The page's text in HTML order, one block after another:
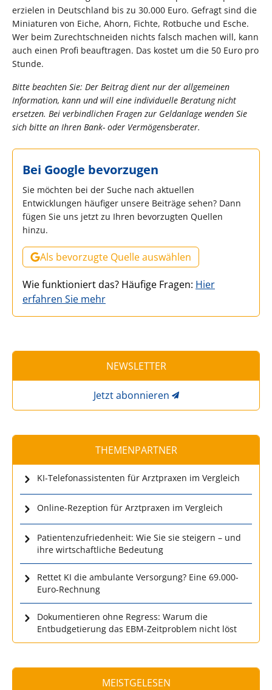
erzielen in Deutschland bis zu 30.000 Euro. Gefragt sind die
Miniaturen von Eiche, Ahorn, Fichte, Rotbuche und Esche.
Wer beim Zurechtschneiden nichts falsch machen will, kann
auch einen Profi beauftragen. Das kostet um die 50 Euro pro
Stunde.
Bitte beachten Sie: Der Beitrag dient nur der allgemeinen
Information, kann und will eine individuelle Beratung nicht
ersetzen. Bei verbindlichen Fragen zur Geldanlage wenden Sie
sich bitte an Ihren Bank- oder Vermögensberater.
Bei Google bevorzugen
Sie möchten bei der Suche nach aktuellen
Entwicklungen häufiger unsere Beiträge sehen? Dann
fügen Sie uns jetzt zu Ihren bevorzugten Quellen
hinzu.
Als bevorzugte Quelle auswählen
Wie funktioniert das? Häufige Fragen: Hier
erfahren Sie mehr
NEWSLETTER
Jetzt abonnieren
THEMENPARTNER
KI-Telefonassistenten für Arztpraxen im Vergleich
Online-Rezeption für Arztpraxen im Vergleich
Patientenzufriedenheit: Wie Sie sie steigern – und
ihre wirtschaftliche Bedeutung
Rettet KI die ambulante Versorgung? Eine 69.000-
Euro-Rechnung
Dokumentieren ohne Regress: Warum die
Entbudgetierung das EBM-Zeitproblem nicht löst
MEISTGELESEN